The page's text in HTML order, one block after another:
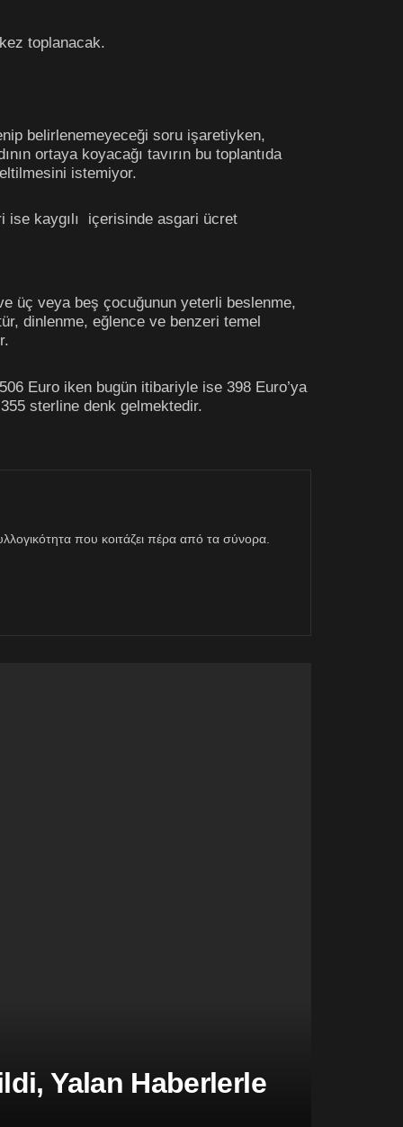
toplanacak.
belirlenemeyeceği soru işaretiyken,
ortaya koyacağı tavırın bu toplantıda
istemiyor.
ise kaygılı içerisinde asgari ücret
üç veya beş çocuğunun yeterli beslenme,
dinlenme, eğlence ve benzeri temel
Euro iken bugün itibariyle ise 398 Euro’ya
sterline denk gelmektedir.
που κοιτάζει πέρα από τα σύνορα.
Yalan Haberlerle